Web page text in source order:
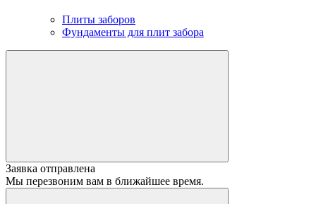
Плиты заборов
Фундаменты для плит забора
Заявка отправлена
Мы перезвоним вам в ближайшее время.